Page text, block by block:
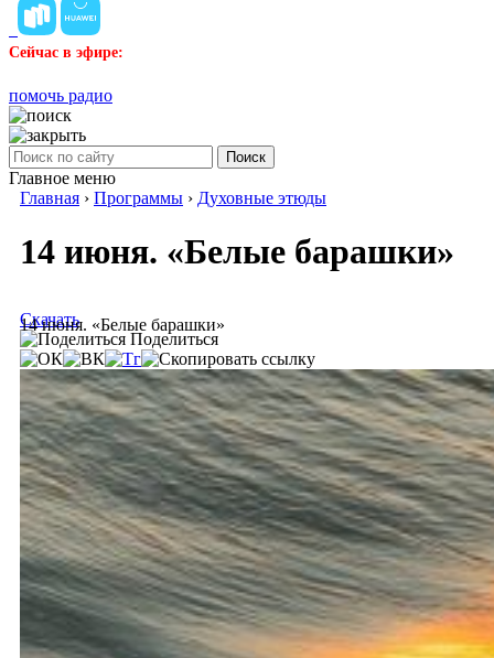
Сейчас в эфире:
помочь радио
Поиск
Главное меню
Главная › Программы › Духовные этюды
14 июня. «Белые барашки»
14 июня. «Белые барашки»
Скачать
Поделиться